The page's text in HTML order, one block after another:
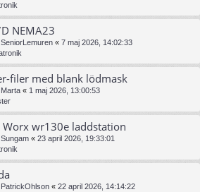
NEMA23
SeniorLemuren « 7 maj 2026, 14:02:33
filer med blank lödmask
Marta « 1 maj 2026, 13:00:53
wr130e laddstation
Sungam « 23 april 2026, 19:33:01
PatrickOhlson « 22 april 2026, 14:14:22